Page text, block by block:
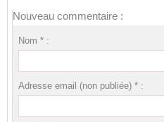
Nouveau commentaire :
Nom * :
Adresse email (non publiée) * :